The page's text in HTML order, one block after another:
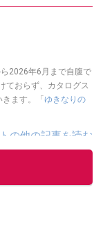
2026年6月まで自腹で
ておらず、カタログス
ます。「 ゆきなりの
の他の記事を読む